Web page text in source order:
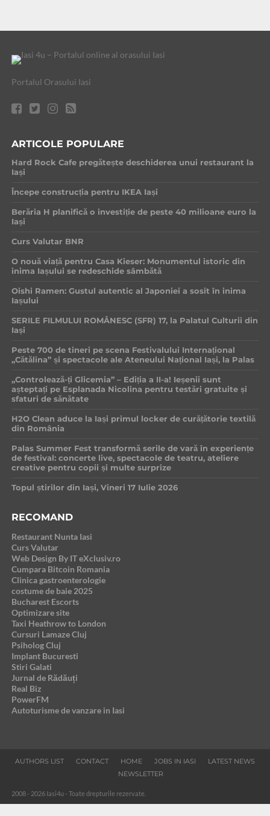
Portalul Orasului Iasi
ARTICOLE POPULARE
Hard Rock Cafe pregătește deschiderea unui restaurant la
Iași
Începe construcția pentru IKEA Iași
Berăria H planifică o investiție de peste 40 milioane euro la
Iași
Curs Valutar BNR
O nouă viață pentru Casa Kieser: Monumentul istoric din
inima Iașului se redeschide sâmbătă
Oishi Ramen: Gustul autentic al Japoniei a sosit în inima
Iașului
SERILE FILMULUI ROMÂNESC (SFR) 17, la Palatul Culturii din
Iași
Peste 700 de tineri pe scena Festivalului Internațional
„Cătălina” și spectacole ale Ateneului Național Iași, la Palas
„Controlează-ți Glicemia” – Ediția a II-a! Ieșenii sunt
așteptați pe Esplanada Nicolina pentru testări gratuite și
sfaturi de sănătate
H2O Clean aduce la Iași primul locker de curățătorie textilă
din România
Palas Summer Fest transformă serile de vară în experiențe
de festival: concerte live, spectacole de teatru, ateliere
creative pentru copii și multe surprize
Topul știrilor din Iași, Vineri 17 Iulie 2026
RECOMAND
Restaurant Nunta Iasi
Curs Valutar
Web Design By IT eXclusiv.ro
Cumpara Bitcoin Romania
Clinica gastroenterologie
costume de baie 2025
Bucharest Escorts
Optimizare site
Taxi Heathrow to London
Cursuri Lamaze Cluj
Psiholog Cluj
Implant Bucuresti
Stiri Galati
Jurnal de Rădăuți
Real Biz
PowerFM
Autoturisme de vanzare in Iasi
AUTHORS LIST CONTACT HOME JOBS IN IASI
LATEST NEWS
NEWSLETTER
2008 - 2026 Iasi4u - Toate drepturile rezervate.